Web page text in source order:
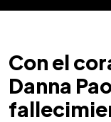
Con el
Danna